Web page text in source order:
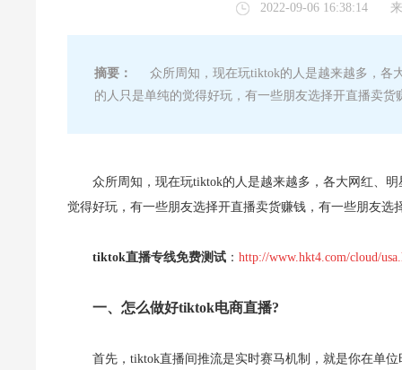
2022-09-06 16:38:14
摘要：
众所周知，现在玩tiktok的人是越来越多，各
的人只是单纯的觉得好玩，有一些朋友选择开直播卖
众所周知，现在玩tiktok的人是越来越多，各大网红、
觉得好玩，有一些朋友选择开直播卖货赚钱，有一些朋友选
tiktok直播专线免费测试 ： http://www.hkt4.com/cloud/
一、怎么做好tiktok电商直播?
首先，tiktok直播间推流是实时赛马机制，就是你在单